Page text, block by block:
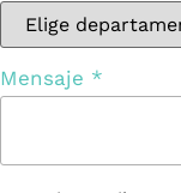
Mensaje *